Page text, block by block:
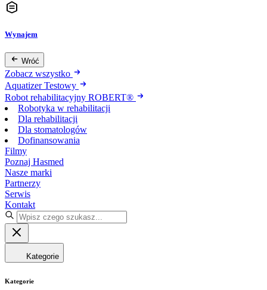
Wynajem
Wróć
Zobacz wszystko
Aquatizer Testowy
Robot rehabilitacyjny ROBERT®
Robotyka w rehabilitacji
Dla rehabilitacji
Dla stomatologów
Dofinansowania
Filmy
Poznaj Hasmed
Nasze marki
Partnerzy
Serwis
Kontakt
Kategorie
Kategorie